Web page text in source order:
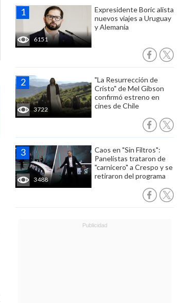
6151
Expresidente Boric alista
nuevos viajes a Uruguay
y Alemania
3722
"La Resurrección de
Cristo" de Mel Gibson
confirmó estreno en
cines de Chile
3488
Caos en "Sin Filtros":
Panelistas trataron de
"carnicero" a Crespo y se
retiraron del programa